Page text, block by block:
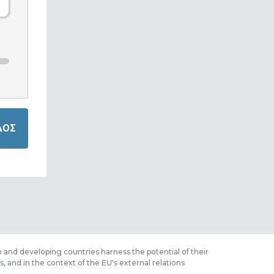
and developing countries harness the potential of their
and in the context of the EU's external relations